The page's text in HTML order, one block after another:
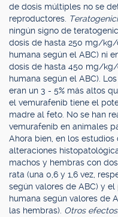
de dosis múltiples no se
reproductores.
ningún signo de
dosis de hasta 250 mg/kg/
humana según el ABC) ni
dosis de hasta 450 mg/kg/
humana según el ABC).
eran un 3 - 5% más altos
el vemurafenib tiene el
madre al feto. No se han
vemurafenib en animales
Ahora bien, en los
alteraciones
machos y hembras con
rata (una 0,6 y 1,6 vez,
según valores de ABC) y
humana según valores de
las hembras). Otros